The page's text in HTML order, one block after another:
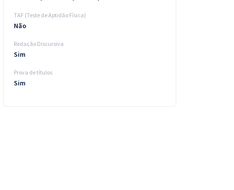
TAF (Teste de Aptidão Física)
Não
Redação Discursiva
Sim
Prova de títulos
Sim